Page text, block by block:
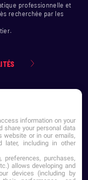
professionnelle et
recherchée par les
information on your
share your personal data
website or in our emails,
later, including in other
preferences, purchases,
allows developing and
devices (including by